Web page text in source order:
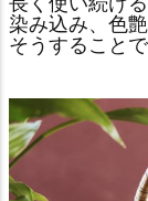
染み込み、色
そうすること